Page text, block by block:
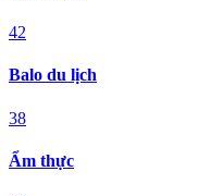
42
Balo du lịch
38
Ẩm thực